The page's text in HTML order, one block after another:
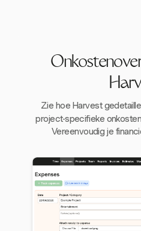
Zie hoe Harvest
project-specifieke
Vereenvoudig je